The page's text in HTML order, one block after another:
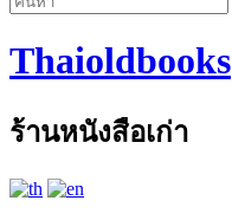
Thaioldbooks
ร้านหนังสือเก่า